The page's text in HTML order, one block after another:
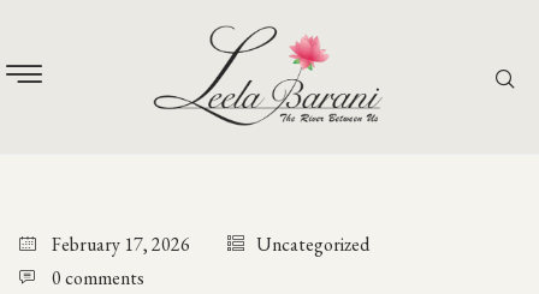
February 17, 2026
Uncategorized
0 comments